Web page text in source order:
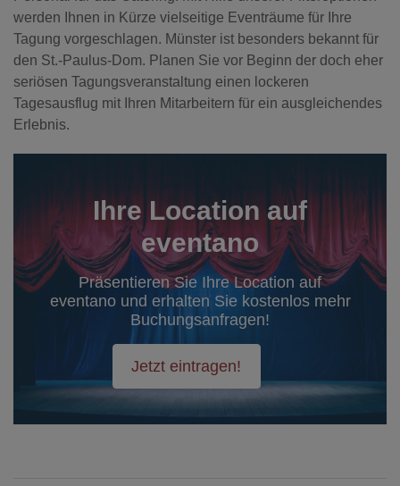
werden Ihnen in Kürze vielseitige Eventräume für Ihre
Tagung vorgeschlagen. Münster ist besonders bekannt für
den St.-Paulus-Dom. Planen Sie vor Beginn der doch eher
seriösen Tagungsveranstaltung einen lockeren
Tagesausflug mit Ihren Mitarbeitern für ein ausgleichendes
Erlebnis.
Ihre Location auf
eventano
Präsentieren Sie Ihre Location auf
eventano und erhalten Sie kostenlos mehr
Buchungsanfragen!
Jetzt eintragen!